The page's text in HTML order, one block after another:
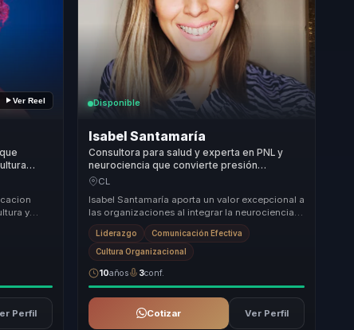
Ver Reel
y
Perfil
Disponible
Isabel Santamaría
Consultora para salud y experta en PNL y
neurociencia que convierte presión
emocional en bienestar, coordinación y
CL
Isabel Santamaría aporta un valor excepcional a
las organizaciones al integrar la neurociencia y
el comportamiento en aplicaciones prácti...
Liderazgo Comunicación Efectiva
Cultura Organizacional
10años 3conf.
Cotizar Ver Perfil